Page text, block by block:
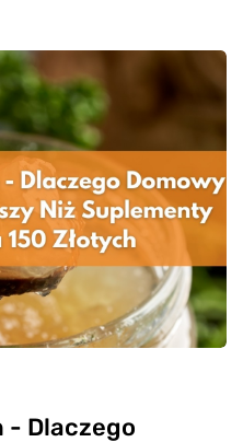
- Dlaczego